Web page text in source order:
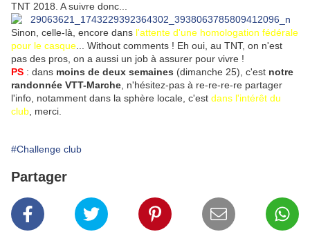
TNT 2018. A suivre donc...
Sinon, celle-là, encore dans l'attente d'une homologation fédérale
pour le casque ... Without comments ! Eh oui, au TNT, on n'est
pas des pros, on a aussi un job à assurer pour vivre !
PS : dans moins de deux semaines (dimanche 25), c'est notre
randonnée VTT-Marche , n'hésitez-pas à re-re-re-re partager
l'info, notamment dans la sphère locale, c'est dans l'intérêt du
club , merci.
#Challenge club
Partager